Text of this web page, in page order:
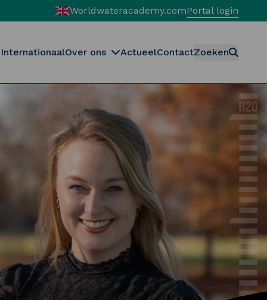
Worldwateracademy.comPortal login
InternationaalOver ons ActueelContactZoeken
Zoeken